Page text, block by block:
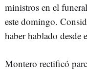
ministros en el
este domingo.
haber hablado
Montero rectificó